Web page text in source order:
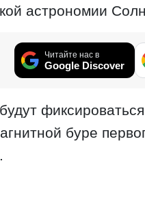
астрономии
Читайте нас в
Google Discover
буре